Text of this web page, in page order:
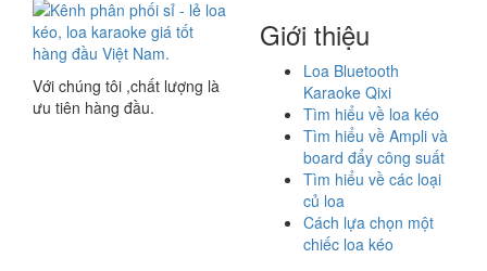
Với chúng tôi ,chất lượng là
ưu tiên hàng đầu.
Giới thiệu
Loa Bluetooth
Karaoke Qixi
Tìm hiểu về loa kéo
Tìm hiểu về Ampli và
board đẩy công suất
Tìm hiểu về các loại
củ loa
Cách lựa chọn một
chiếc loa kéo